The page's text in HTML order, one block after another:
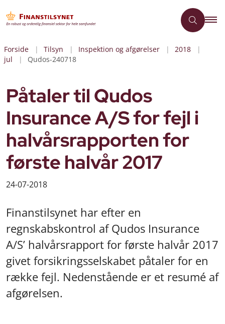
Forside Tilsyn Inspektion og afgørelser
2018
jul
Qudos-240718
Påtaler til Qudos
Insurance A/S for fejl i
halvårsrapporten for
første halvår 2017
24-07-2018
Finanstilsynet har efter en
regnskabskontrol af Qudos Insurance
A/S’ halvårsrapport for første halvår 2017
givet forsikringsselskabet påtaler for en
række fejl. Nedenstående er et resumé af
afgørelsen.